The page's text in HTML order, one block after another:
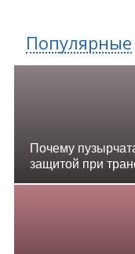
Популярные
Почему
защитой при